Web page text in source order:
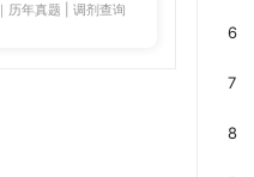
｜ 历年真题 调剂查询
6
7
8